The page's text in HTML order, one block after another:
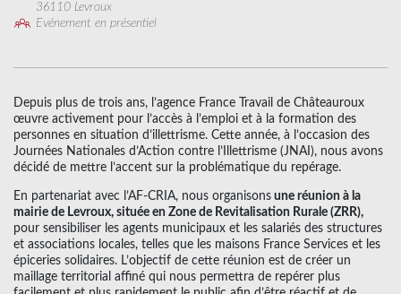
36110 Levroux
Evénement en présentiel
Depuis plus de trois ans, l’agence France Travail de Châteauroux
œuvre activement pour l’accès à l’emploi et à la formation des
personnes en situation d’illettrisme. Cette année, à l’occasion des
Journées Nationales d’Action contre l’Illettrisme (JNAI), nous avons
décidé de mettre l’accent sur la problématique du repérage.
En partenariat avec l’AF-CRIA, nous organisons une réunion à la
mairie de Levroux, située en Zone de Revitalisation Rurale (ZRR),
pour sensibiliser les agents municipaux et les salariés des structures
et associations locales, telles que les maisons France Services et les
épiceries solidaires. L’objectif de cette réunion est de créer un
maillage territorial affiné qui nous permettra de repérer plus